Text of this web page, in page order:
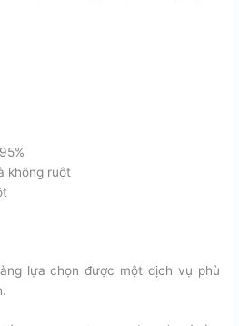
không ruột
lựa chọn được một dịch vụ phù